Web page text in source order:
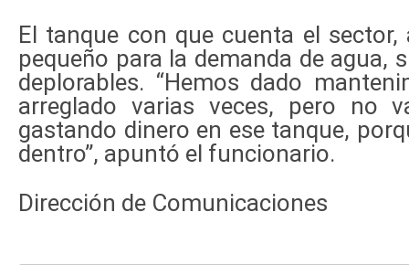
El tanque con que cuenta el sector,
pequeño para la demanda de agua,
deplorables. “Hemos dado
arreglado varias veces, pero no
gastando dinero en ese tanque,
dentro”, apuntó el funcionario.
Dirección de Comunicaciones